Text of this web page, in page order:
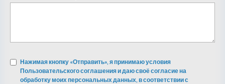
Нажимая кнопку «Отправить», я принимаю условия
Пользовательского соглашения и даю своё согласие на
обработку моих персональных данных, в соответствии с